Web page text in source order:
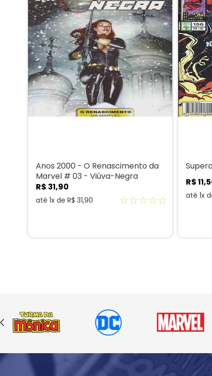
Anos 2000 - O Renascimento da
Marvel # 03 - Viúva-Negra
R$ 31,90
até 1x de R$ 31,90 ☆☆☆☆☆
R$11,
até 1x